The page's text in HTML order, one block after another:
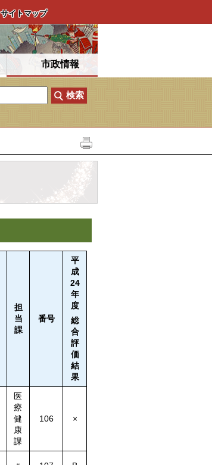
サイトマップ
市政情報
担
当
課
番号
平
成
24
年
度
総
合
評
価
結
果
医
療
健
康
課
106 ×